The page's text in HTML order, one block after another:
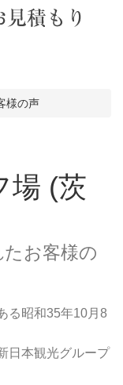
様の声
場 (茨
お客様の
る昭和35年10月8
日本観光グループ